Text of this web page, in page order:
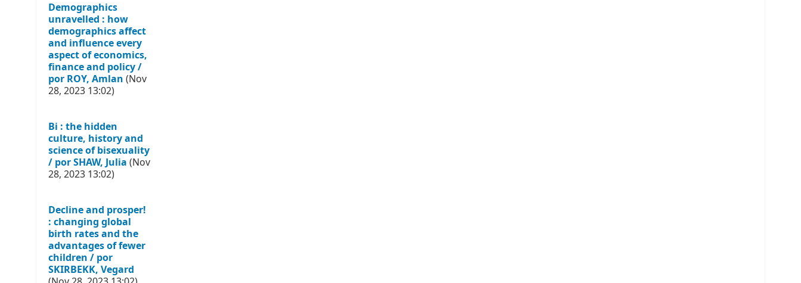
Demographics
unravelled : how
demographics affect
and influence every
aspect of economics,
finance and policy /
por ROY, Amlan (Nov
28, 2023 13:02)
Bi : the hidden
culture, history and
science of bisexuality
/ por SHAW, Julia (Nov
28, 2023 13:02)
Decline and prosper!
: changing global
birth rates and the
advantages of fewer
children / por
SKIRBEKK, Vegard